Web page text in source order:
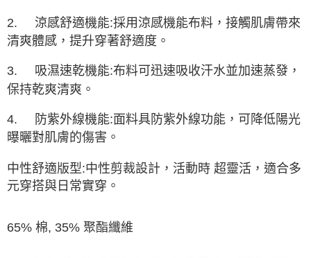
2.
涼感舒適機能:採用涼感機能布料，接觸肌膚帶來
清爽體感，提升穿著舒適度。
3.
吸濕速乾機能:布料可迅速吸收汗水並加速蒸發，
保持乾爽清爽。
4.
防紫外線機能:面料具防紫外線功能，可降低陽光
曝曬對肌膚的傷害。
中性舒適版型:中性剪裁設計，活動時 超靈活，適合多
元穿搭與日常實穿。
65% 棉, 35% 聚酯纖維